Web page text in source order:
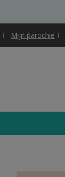
Mijn parochie